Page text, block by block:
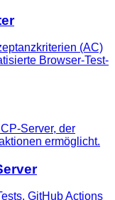
(AC)
Browser-Test-
Server, der
ermöglicht.
GitHub Actions